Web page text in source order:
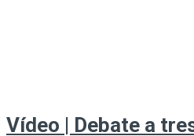
Vídeo | Debate a